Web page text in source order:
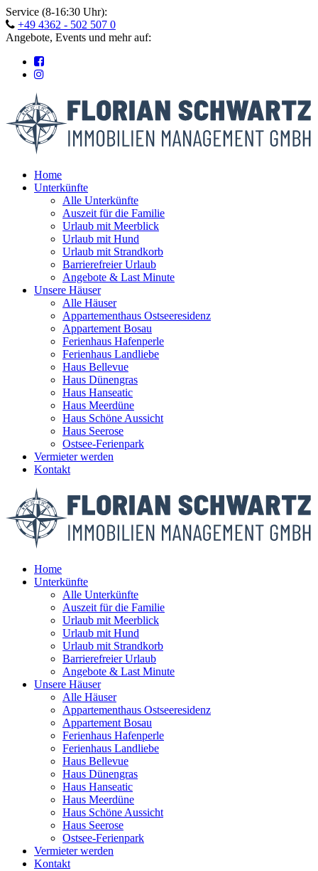
Skip
to
content
Service (8-16:30 Uhr):
+49 4362 - 502 507 0
Angebote, Events und mehr auf:
Home
Unterkünfte
Alle Unterkünfte
Auszeit für die Familie
Urlaub mit Meerblick
Urlaub mit Hund
Urlaub mit Strandkorb
Barrierefreier Urlaub
Angebote & Last Minute
Unsere Häuser
Alle Häuser
Appartementhaus Ostseeresidenz
Appartement Bosau
Ferienhaus Hafenperle
Ferienhaus Landliebe
Haus Bellevue
Haus Dünengras
Haus Hanseatic
Haus Meerdüne
Haus Schöne Aussicht
Haus Seerose
Ostsee-Ferienpark
Vermieter werden
Kontakt
Home
Unterkünfte
Alle Unterkünfte
Auszeit für die Familie
Urlaub mit Meerblick
Urlaub mit Hund
Urlaub mit Strandkorb
Barrierefreier Urlaub
Angebote & Last Minute
Unsere Häuser
Alle Häuser
Appartementhaus Ostseeresidenz
Appartement Bosau
Ferienhaus Hafenperle
Ferienhaus Landliebe
Haus Bellevue
Haus Dünengras
Haus Hanseatic
Haus Meerdüne
Haus Schöne Aussicht
Haus Seerose
Ostsee-Ferienpark
Vermieter werden
Kontakt